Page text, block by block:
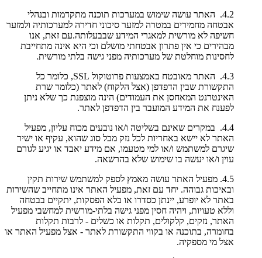
4.2. האתר עושה שימוש במערכות תוכנה מתקדמות ובנהלי
אבטחה מחמירים במטרה למזער סיכוני חדירה למערכותיה ולמזער
חשיפה לא מורשית למאגרי המידע שבבעלותה.עם זאת, אנו
מבהירים כי אין פתרון אבטחתי מושלם וכי היא אינה מתחייבת
לחסינות מוחלטת של מערכותיה מפני גישה בלתי מורשית.
4.3. האתר מאובטח באמצעות פרוטוקול SSL, כלומר כל
התקשורת שבין הדפדפן (אצל הלקוח) לאתר (כלומר שרת
האינטרנט המאחסן את העמודים) הינה מוצפנת כך שלא ניתן
לפענח את המידע המועבר בין הדפדפן לאתר.
4.4. במקרים שאינם בשליטה ו/או נובעים מכוח עליון, מפעיל
האתר לא יישא באחריות לכל נזק מכל סוג שהוא, עקיף או ישיר
שיגרם למשתמש ו/או למי מטעמו, אם מידע יאבד או יגיע לגורם
עוין ו/או יעשה בו שימוש שלא בהרשאה.
4.5. מפעיל האתר עושה מאמץ לספק למשתמש שירות תקין
ובאיכות גבוהה. יחד עם זאת, מפעיל האתר אינו מתחייב שהשירות
באתר לא יופרע, יינתן כסדרו או בלא הפסקות, יתקיים בבטחה
וללא טעויות, ויהיה חסין מפני גישה בלתי-מורשית למחשבי מפעיל
האתר, נזקים, קלקולים, תקלות או כשלים - לרבות תקלות
בחומרה, בתוכנה או בקווי התקשורת לאתר - אצל מפעיל האתר או
אצל מי מספקיה.